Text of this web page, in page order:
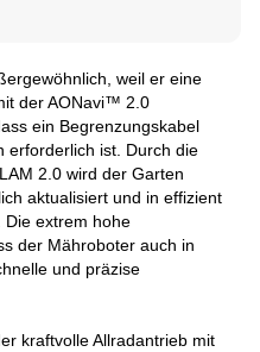
weil er eine
der AONavi™ 2.0
ein Begrenzungskabel
erforderlich ist. Durch die
2.0 wird der Garten
aktualisiert und in effizient
extrem hohe
der Mähroboter auch in
und präzise
kraftvolle Allradantrieb mit